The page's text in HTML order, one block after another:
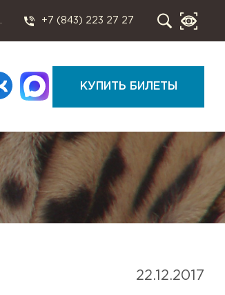
+7 (843) 223 27 27
КУПИТЬ БИЛЕТЫ
22.12.2017